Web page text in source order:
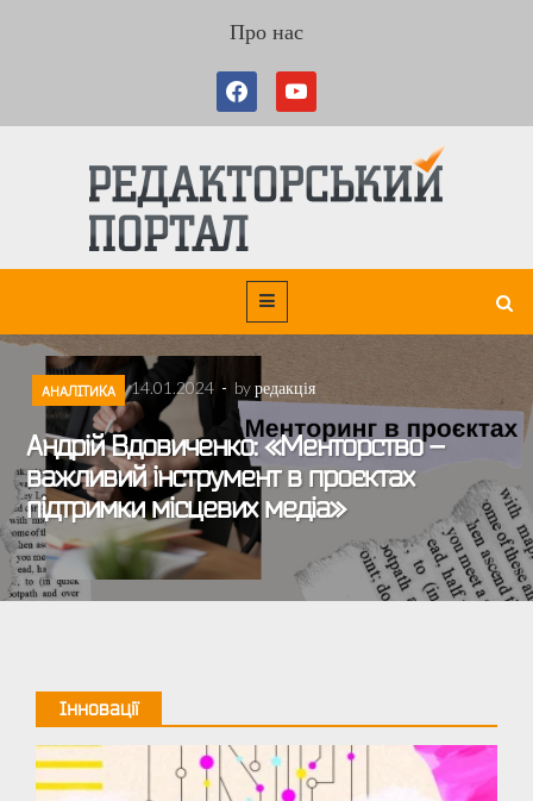
Про нас
АНАЛІТИКА 14.01.2024 - byредакція
Андрій Вдовиченко: «Менторство –
важливий інструмент в проєктах
підтримки місцевих медіа»
Інновації